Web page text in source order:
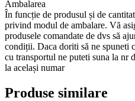
Ambalarea
În funcție de produsul și de
privind modul de ambalare. Vă
produsele comandate de dvs să
condiții. Daca doriti să ne spuneti
cu transportul ne puteti suna la nr
la același numar
Produse similare